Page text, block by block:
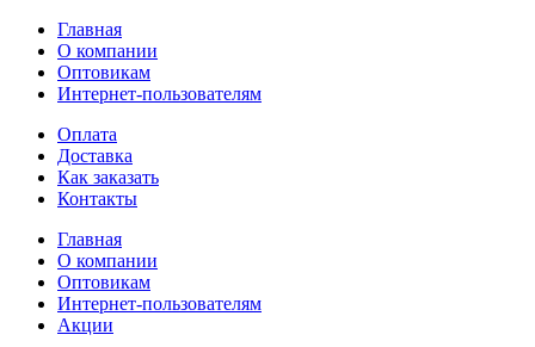
Главная
О компании
Оптовикам
Интернет-пользователям
Оплата
Доставка
Как заказать
Контакты
Главная
О компании
Оптовикам
Интернет-пользователям
Акции